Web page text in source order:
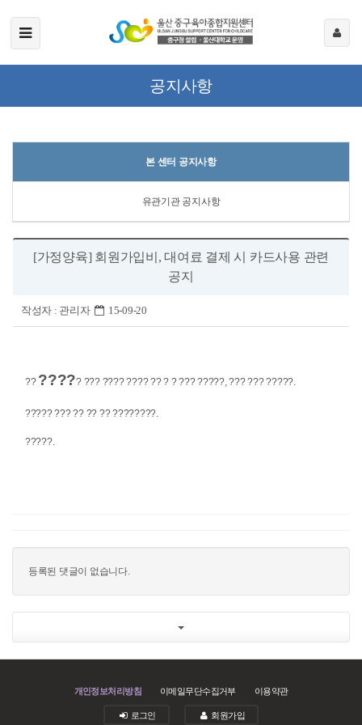
공지사항
본 센터 공지사항
유관기관 공지사항
[가정양육] 회원가입비, 대여료 결제 시 카드사용 관련
공지
작성자 : 관리자 15-09-20
?? ????? ??? ???? ???? ?? ? ? ??? ?????, ??? ??? ?????.
????? ??? ?? ?? ?? ????????.
?????.
등록된 댓글이 없습니다.
개인정보처리방침 이메일무단수집거부 이용약관
로그인 회원가입